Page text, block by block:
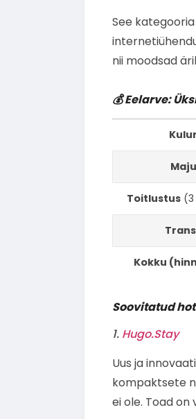
See
nii moodsad
💰 Eelarve:
Toitlustus(3
Kokku
Soovitatud
1. Hugo.Stay
Uus ja
kompaktsete
ei ole. Toad on